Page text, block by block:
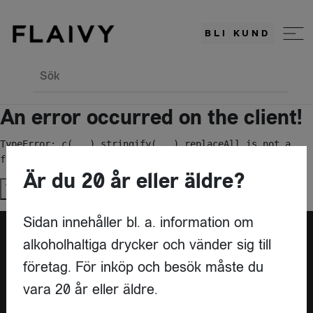
BLI KUND
Sök
An error occurred on the client!
TypeError: c(...).stringify(...).replaceAll is not a
function
Try again
Är du leverantör?
Är du 20 år eller äldre?
Sidan innehåller bl. a. information om
alkoholhaltiga drycker och vänder sig till
företag. För inköp och besök måste du
vara 20 år eller äldre.